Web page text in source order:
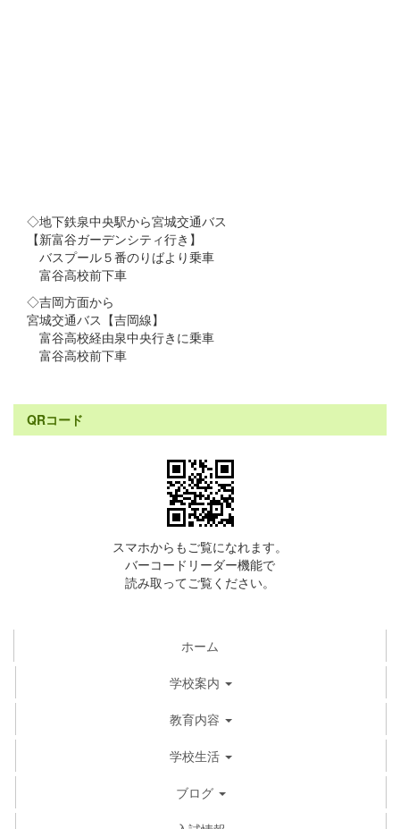
◇地下鉄泉中央駅から宮城交通バス
【新富谷ガーデンシティ行き】
バスプール５番のりばより乗車
富谷高校前下車
◇吉岡方面から
宮城交通バス【吉岡線】
富谷高校経由泉中央行きに乗車
富谷高校前下車
QRコード
スマホからもご覧になれます。
バーコードリーダー機能で
読み取ってご覧ください。
ホーム
学校案内
教育内容
学校生活
ブログ